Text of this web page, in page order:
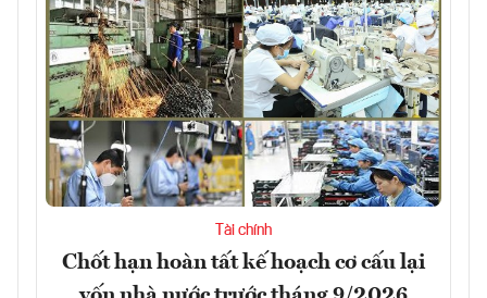
Tài chính
Chốt hạn hoàn tất kế hoạch cơ cấu lại